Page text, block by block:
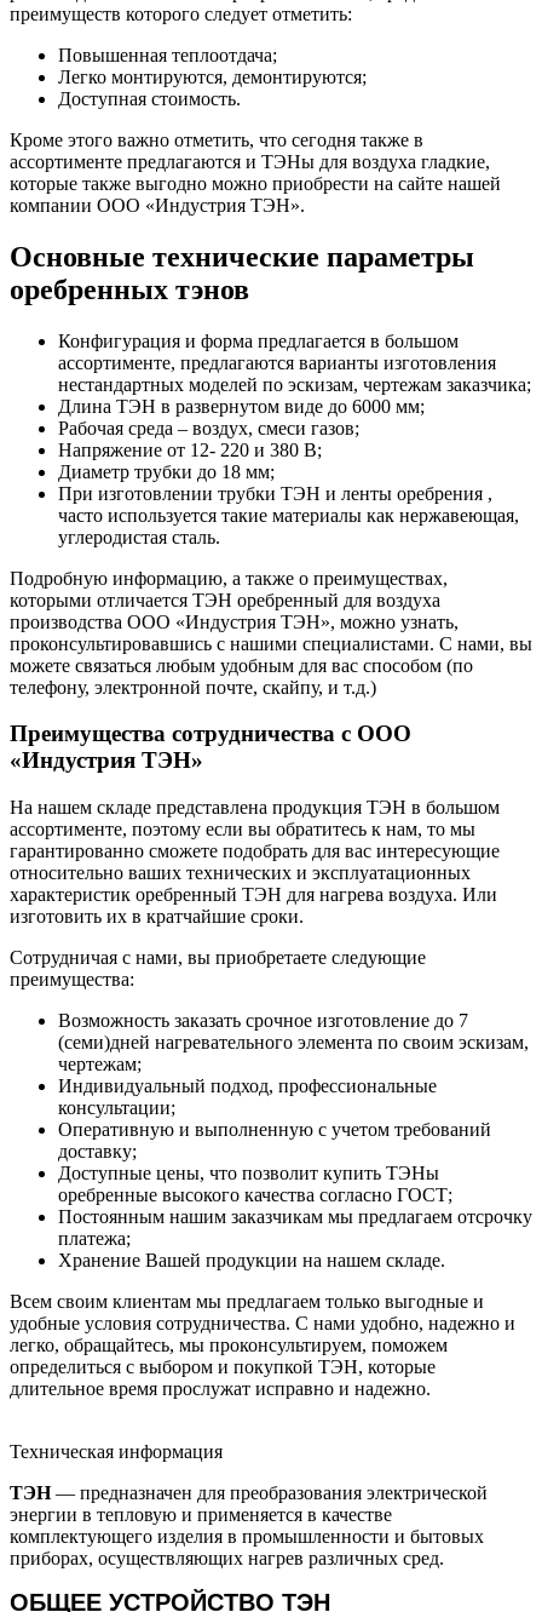
преимуществ которого следует отметить:
Повышенная теплоотдача;
Легко монтируются, демонтируются;
Доступная стоимость.
Кроме этого важно отметить, что сегодня также в
ассортименте предлагаются и ТЭНы для воздуха гладкие,
которые также выгодно можно приобрести на сайте нашей
компании ООО «Индустрия ТЭН».
Основные технические параметры
оребренных тэнов
Конфигурация и форма предлагается в большом
ассортименте, предлагаются варианты изготовления
нестандартных моделей по эскизам, чертежам заказчика;
Длина ТЭН в развернутом виде до 6000 мм;
Рабочая среда – воздух, смеси газов;
Напряжение от 12- 220 и 380 В;
Диаметр трубки до 18 мм;
При изготовлении трубки ТЭН и ленты оребрения ,
часто используется такие материалы как нержавеющая,
углеродистая сталь.
Подробную информацию, а также о преимуществах,
которыми отличается ТЭН оребренный для воздуха
производства ООО «Индустрия ТЭН», можно узнать,
проконсультировавшись с нашими специалистами. С нами, вы
можете связаться любым удобным для вас способом (по
телефону, электронной почте, скайпу, и т.д.)
Преимущества сотрудничества с ООО
«Индустрия ТЭН»
На нашем складе представлена продукция ТЭН в большом
ассортименте, поэтому если вы обратитесь к нам, то мы
гарантированно сможете подобрать для вас интересующие
относительно ваших технических и эксплуатационных
характеристик оребренный ТЭН для нагрева воздуха. Или
изготовить их в кратчайшие сроки.
Сотрудничая с нами, вы приобретаете следующие
преимущества:
Возможность заказать срочное изготовление до 7
(семи)дней нагревательного элемента по своим эскизам,
чертежам;
Индивидуальный подход, профессиональные
консультации;
Оперативную и выполненную с учетом требований
доставку;
Доступные цены, что позволит купить ТЭНы
оребренные высокого качества согласно ГОСТ;
Постоянным нашим заказчикам мы предлагаем отсрочку
платежа;
Хранение Вашей продукции на нашем складе.
Всем своим клиентам мы предлагаем только выгодные и
удобные условия сотрудничества. С нами удобно, надежно и
легко, обращайтесь, мы проконсультируем, поможем
определиться с выбором и покупкой ТЭН, которые
длительное время прослужат исправно и надежно.
Техническая информация
ТЭН— предназначен для преобразования электрической
энергии в тепловую и применяется в качестве
комплектующего изделия в промышленности и бытовых
приборах, осуществляющих нагрев различных сред.
ОБЩЕЕ УСТРОЙСТВО ТЭН